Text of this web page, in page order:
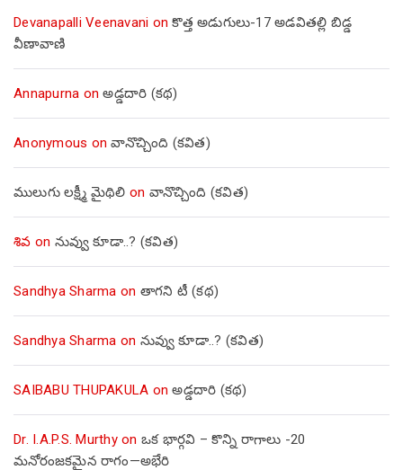
Devanapalli Veenavani onకొత్త అడుగులు-17 అడవితల్లి బిడ్డ
వీణావాణి
Annapurna onఅడ్డదారి (కథ)
Anonymous onవానొచ్చింది (కవిత)
ములుగు లక్ష్మీ మైథిలి on వానొచ్చింది (కవిత)
శివ on నువ్వు కూడా..? (కవిత)
Sandhya Sharma on తాగని టీ (కథ)
Sandhya Sharma on నువ్వు కూడా..? (కవిత)
SAIBABU THUPAKULA onఅడ్డదారి (కథ)
Dr. I.A.P.S. Murthyon ఒక భార్గవి – కొన్ని రాగాలు -20
మనోరంజకమైన రాగం—అభేరి